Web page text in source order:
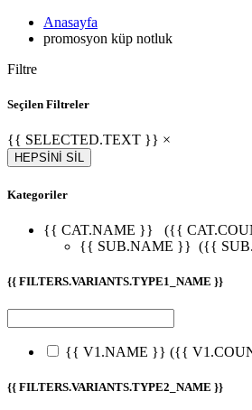
Anasayfa
promosyon küp notluk
Filtre
Seçilen Filtreler
{{ SELECTED.TEXT }} ×
HEPSİNİ SİL
Kategoriler
{{ CAT.NAME }}
({{
{{ SUB.NAME }} ({{
{{ FILTERS.VARIANTS.TYPE1_NAME }}
{{ V1.NAME }} ({{
{{ FILTERS.VARIANTS.TYPE2_NAME }}